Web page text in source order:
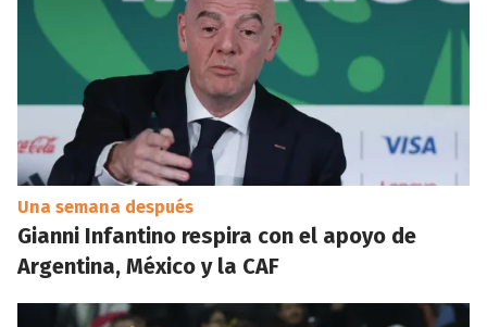
Una semana después
Gianni Infantino respira con el apoyo de
Argentina, México y la CAF